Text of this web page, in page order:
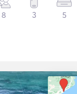
8 3 5